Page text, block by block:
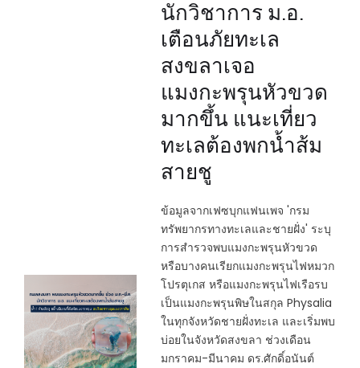
นักวิชาการ ม.อ.
เตือนภัยทะเล
สงขลาเจอ
แมงกะพรุนหัวขวด
มากขึ้น แนะเที่ยว
ทะเลต้องพกน้ำส้ม
สายชู
ข้อมูลจากเฟซบุกแฟนเพจ 'กรม
ทรัพยากรทางทะเลและชายฝั่ง' ระบุ
การสำรวจพบแมงกะพรุนหัวขวด
หรือบางคนเรียกแมงกะพรุนไฟหมวก
โปรตุเกส หรือแมงกะพรุนไฟเรือรบ
เป็นแมงกะพรุนพิษในสกุล Physalia
ในทุกจังหวัดชายฝั่งทะเล และเริ่มพบ
บ่อยในจังหวัดสงขลา ช่วงเดือน
มกราคม-มีนาคม ดร.ศักดิ์อนันต์